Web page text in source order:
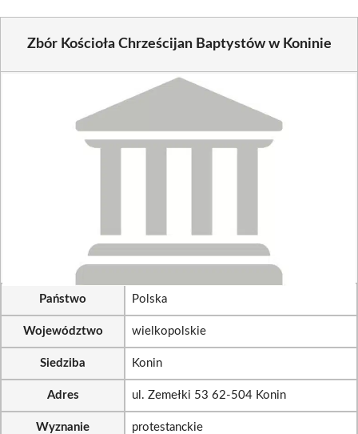
Zbór Kościoła Chrześcijan Baptystów w Koninie
Państwo Polska
Województwo wielkopolskie
Siedziba Konin
Adres ul. Zemełki 53 62-504 Konin
Wyznanie protestanckie